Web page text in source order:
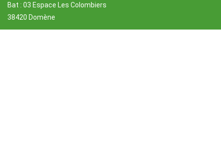
Bat : 03 Espace Les Colombiers
38420 Domène